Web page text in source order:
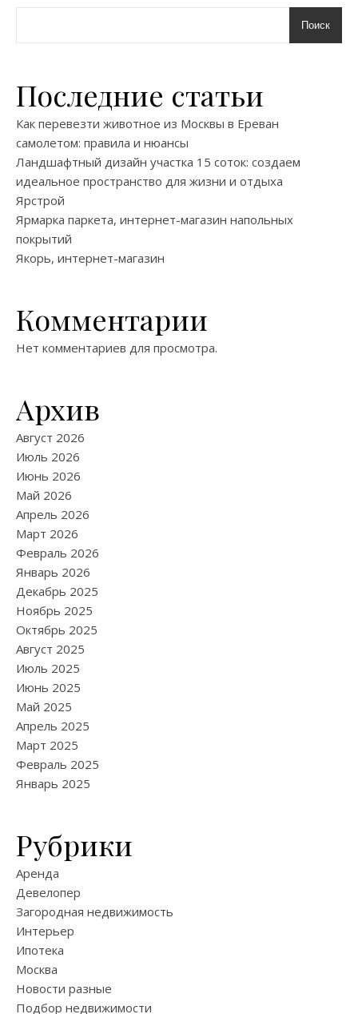
Поиск
Последние статьи
Как перевезти животное из Москвы в Ереван
самолетом: правила и нюансы
Ландшафтный дизайн участка 15 соток: создаем
идеальное пространство для жизни и отдыха
Ярстрой
Ярмарка паркета, интернет-магазин напольных
покрытий
Якорь, интернет-магазин
Комментарии
Нет комментариев для просмотра.
Архив
Август 2026
Июль 2026
Июнь 2026
Май 2026
Апрель 2026
Март 2026
Февраль 2026
Январь 2026
Декабрь 2025
Ноябрь 2025
Октябрь 2025
Август 2025
Июль 2025
Июнь 2025
Май 2025
Апрель 2025
Март 2025
Февраль 2025
Январь 2025
Рубрики
Аренда
Девелопер
Загородная недвижимость
Интерьер
Ипотека
Москва
Новости разные
Подбор недвижимости